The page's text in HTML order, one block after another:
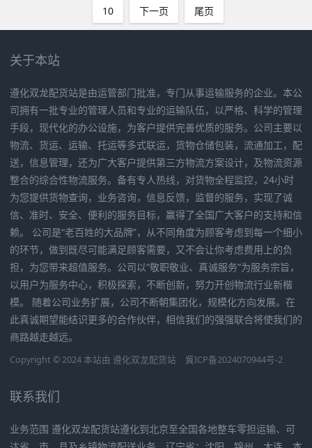
10 下一页 尾页
关于本站
遵化双龙配货站是由运管部门批准，专门从事运输服务的企业。本公
司拥有一批专业的管理人员和专业的运输队伍，以严格、科学的管理
手段，现代化的办公设施，为客户提供完善优质的服务。公司主要以
物流、货运、运输、托运等多式联运，货物仓储包装，流通加工，配
送，信息管理，还为广大客户提供第三方物流方案设计，及物流资源
整合的综合性物流服务。备有专人热线，对货物全程监控，24小时
为您提供货物查询，业务咨询，信息反馈，监督的服务，实现了诚
信、准时、安全、便利的服务目标，赢得了全国广大客户的支持和信
赖。 公司是“老百姓的大品牌”，从不同角度为顾客考虑到每一个细小
的环节，做到既尽可能满足顾客需要，又不会让你考虑费用上的负
担，为您带来超值服务。公司以“敬职敬业、真诚服务”为服务宗旨，
以用户为服务中心，积极探索，不断创新，努力开创物流行业新楷
模。 随着公司业务扩展，公司不断朝集团化，规模化方向发展。在
此真诚期望能结识更多的合作伙伴，相信我们的强强联合将使我们的
商路越走越远。
Copyright © 2024 本站由 遵化双龙配货站 冀ICP备2024070944号-2
联系我们
业务范围 遵化双龙配货站遵化到北京至全国各地整车零担运输、可